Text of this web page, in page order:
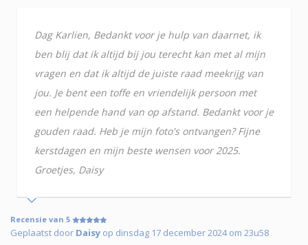
Dag Karlien, Bedankt voor je hulp van daarnet, ik
ben blij dat ik altijd bij jou terecht kan met al mijn
vragen en dat ik altijd de juiste raad meekrijg van
jou. Je bent een toffe en vriendelijk persoon met
een helpende hand van op afstand. Bedankt voor je
gouden raad. Heb je mijn foto's ontvangen? Fijne
kerstdagen en mijn beste wensen voor 2025.
Groetjes, Daisy
Recensie van 5
Geplaatst door Daisy op dinsdag 17 december 2024 om 23u58